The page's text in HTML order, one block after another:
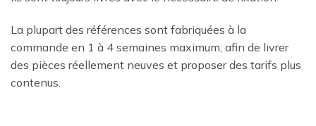
La plupart des références sont fabriquées à la
commande en 1 à 4 semaines maximum, afin de livrer
des pièces réellement neuves et proposer des tarifs plus
contenus.